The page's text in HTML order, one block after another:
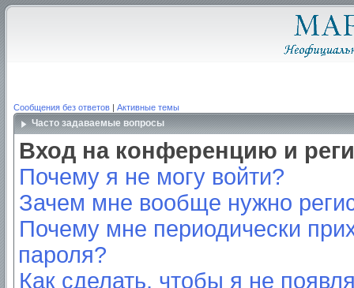
Сообщения без ответов | Активные темы
Часто задаваемые вопросы
Вход на конференцию и
Почему я не могу войти?
Зачем мне вообще нужно
Почему мне периодически
пароля?
Как сделать, чтобы я не